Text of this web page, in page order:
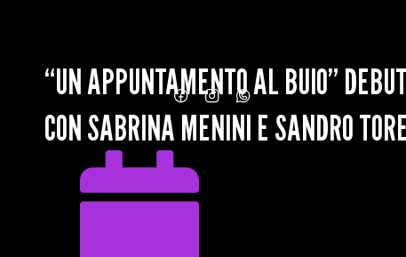
“UN APPUNTAMENTO AL BUIO”
CON SABRINA MENINI E SANDRO TORE